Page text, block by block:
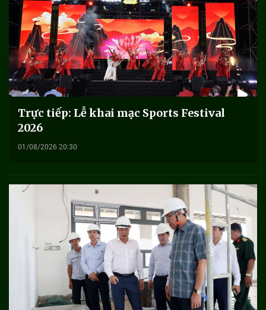
Trực tiếp: Lễ khai mạc Sports Festival
2026
01/08/2026 20:30